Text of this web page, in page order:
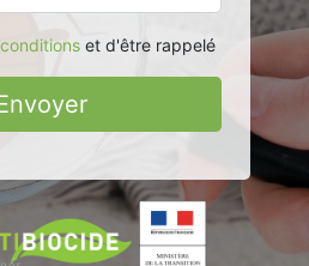
conditionset d'être rappelé